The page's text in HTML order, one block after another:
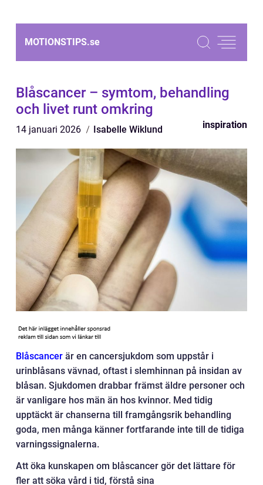
MOTIONSTIPS.se
Blåscancer – symtom, behandling
och livet runt omkring
14 januari 2026 Isabelle Wiklund inspiration
Blåscancer är en cancersjukdom som uppstår i
urinblåsans vävnad, oftast i slemhinnan på insidan av
blåsan. Sjukdomen drabbar främst äldre personer och
är vanligare hos män än hos kvinnor. Med tidig
upptäckt är chanserna till framgångsrik behandling
goda, men många känner fortfarande inte till de tidiga
varningssignalerna.
Att öka kunskapen om blåscancer gör det lättare för
fler att söka vård i tid, förstå sina